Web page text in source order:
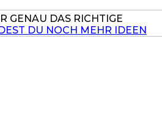
GENAU DAS RICHTIGE
DU NOCH MEHR IDEEN